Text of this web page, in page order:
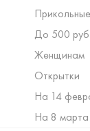
До 500 руб.
Женщинам
Открытки
На 14
На 8 марта